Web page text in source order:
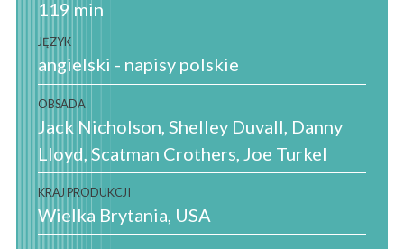
119 min
JĘZYK
angielski - napisy polskie
OBSADA
Jack Nicholson, Shelley Duvall, Danny
Lloyd, Scatman Crothers, Joe Turkel
KRAJ PRODUKCJI
Wielka Brytania USA